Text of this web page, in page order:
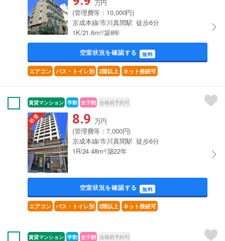
万円
(管理費等：10,000円)
京成本線/市川真間駅 徒歩6分
1K/21.6m²/築8年
空室状況を確認する 無料
エアコン バス・トイレ別 2階以上 ネット接続可
賃貸マンション 学割 女子割 合格前予約可
8.9 万円
(管理費等：7,000円)
京成本線/市川真間駅 徒歩6分
1R/24.48m²/築22年
空室状況を確認する 無料
エアコン バス・トイレ別 2階以上 ネット接続可
賃貸マンション 学割 女子割 合格前予約可